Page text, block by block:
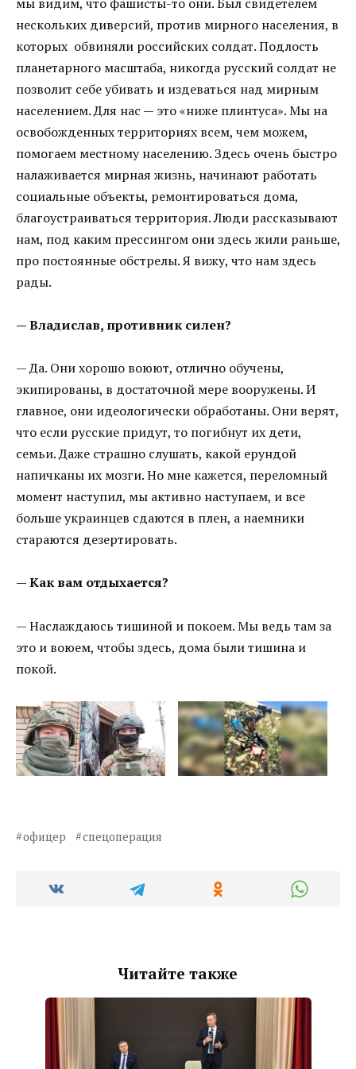
нескольких диверсий, против мирного населения, в
которых обвиняли российских солдат. Подлость
планетарного масштаба, никогда русский солдат не
позволит себе убивать и издеваться над мирным
населением. Для нас — это «ниже плинтуса». Мы на
освобожденных территориях всем, чем можем,
помогаем местному населению. Здесь очень быстро
налаживается мирная жизнь, начинают работать
социальные объекты, ремонтироваться дома,
благоустраиваться территория. Люди рассказывают
нам, под каким прессингом они здесь жили раньше,
про постоянные обстрелы. Я вижу, что нам здесь
рады.
— Владислав, противник силен?
— Да. Они хорошо воюют, отлично обучены,
экипированы, в достаточной мере вооружены. И
главное, они идеологически обработаны. Они верят,
что если русские придут, то погибнут их дети,
семьи. Даже страшно слушать, какой ерундой
напичканы их мозги. Но мне кажется, переломный
момент наступил, мы активно наступаем, и все
больше украинцев сдаются в плен, а наемники
стараются дезертировать.
— Как вам отдыхается?
— Наслаждаюсь тишиной и покоем. Мы ведь там за
это и воюем, чтобы здесь, дома были тишина и
покой.
офицер спецоперация
Читайте также